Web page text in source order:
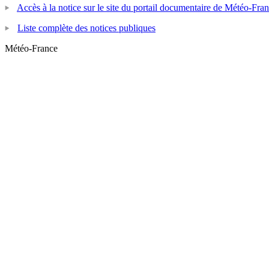
Accès à la notice sur le site du portail documentaire de Météo-
Liste complète des notices publiques
Météo-France